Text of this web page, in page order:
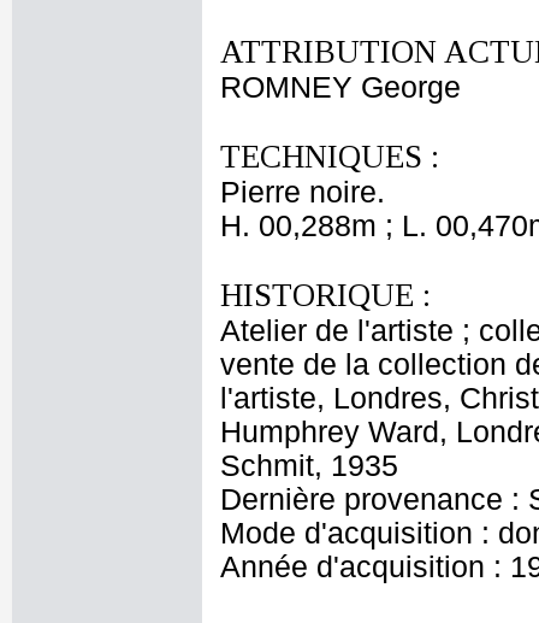
ATTRIBUTION
ROMNEY George
TECHNIQUES :
Pierre noire.
H. 00,288m ; L.
HISTORIQUE :
Atelier de l'artiste ;
vente de la collection
l'artiste, Londres,
Humphrey Ward,
Schmit, 1935
Dernière provenance :
Mode d'acquisition :
Année d'acquisition :